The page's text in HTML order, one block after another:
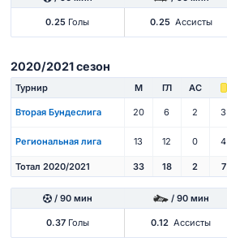
0.25 Голы 0.25 Ассисты
2020/2021 сезон
Турнир М ГЛ АС
Вторая Бундеслига 20 6 2 3
Региональная лига 13 12 0 4
Тотал 2020/2021 33 18 2 7
/ 90 мин / 90 мин
0.37Голы 0.12 Ассисты